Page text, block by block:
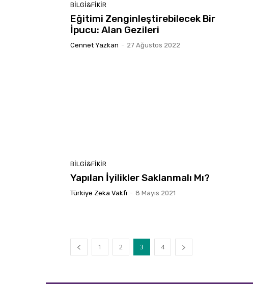
BILGI&FIKIR
Eğitimi Zenginleştirebilecek Bir
İpucu: Alan Gezileri
Cennet Yazkan - 27 Ağustos 2022
BILGI&FIKIR
Yapılan İyilikler Saklanmalı Mı?
Türkiye Zeka Vakfı - 8 Mayıs 2021
1 2 3 4